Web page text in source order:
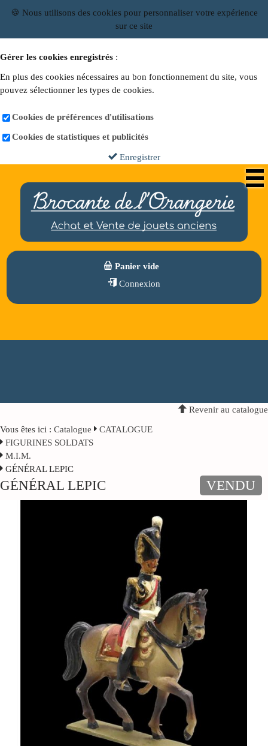
🍪 Nous utilisons des cookies pour personnaliser votre expérience
sur ce site
Gérer les cookies enregistrés :
En plus des cookies nécessaires au bon fonctionnement du site, vous
pouvez sélectionner les types de cookies.
Cookies de préférences d'utilisations
Cookies de statistiques et publicités
Enregistrer
Panier vide
Connexion
Revenir au catalogue
Vous êtes ici : Catalogue
CATALOGUE
FIGURINES SOLDATS
M.I.M.
GÉNÉRAL LEPIC
GÉNÉRAL LEPIC VENDU